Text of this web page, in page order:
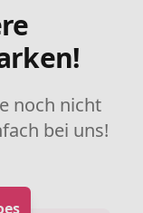
noch nicht
bei uns!